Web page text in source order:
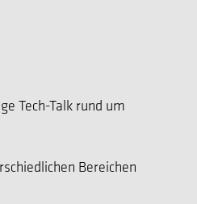
Tech-Talk rund um
Bereichen